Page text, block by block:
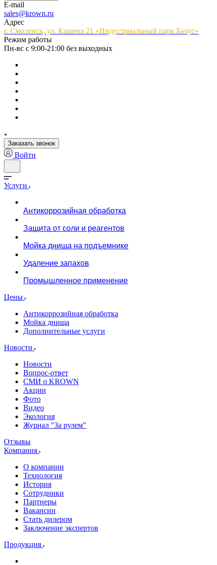
E-mail
sales@krown.ru
Адрес
г. Смоленск, ул. Кашена 21 «Индустриальный парк Бахус»
Режим работы
Пн-вс с 9:00-21:00 без выходных
Заказать звонок
Войти
Услуги
Антикоррозийная обработка
Защита от соли и реагентов
Мойка днища на подъемнике
Удаление запахов
Промышленное применение
Цены
Антикоррозийная обработка
Мойка днища
Дополнительные услуги
Новости
Новости
Вопрос-ответ
СМИ о KROWN
Акции
Фото
Видео
Экология
Журнал "За рулем"
Отзывы
Компания
О компании
Технология
История
Сотрудники
Партнеры
Вакансии
Стать дилером
Заключение экспертов
Продукция